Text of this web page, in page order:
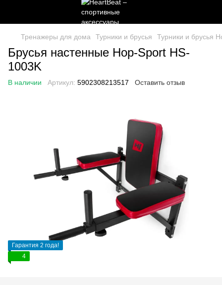
Тренажеры для дома Турники и брусья Турники и брусья
Брусья настенные Hop-Sport HS-
1003K
В наличии Артикул: 5902308213517 Оставить отзыв
Гарантия 2 года!
4